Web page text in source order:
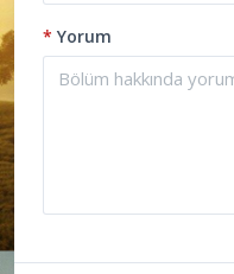
* Yorum